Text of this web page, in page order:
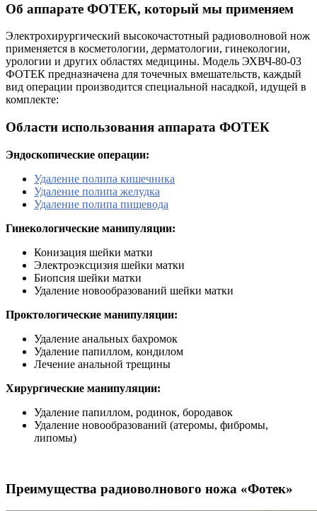
Об аппарате ФОТЕК, который мы применяем
Электрохирургический высокочастотный радиоволновой нож
применяется в косметологии, дерматологии, гинекологии,
урологии и других областях медицины. Модель ЭХВЧ-80-03
ФОТЕК предназначена для точечных вмешательств, каждый
вид операции производится специальной насадкой, идущей в
комплекте:
Области использования аппарата ФОТЕК
Эндоскопические операции:
Удаление полипа кишечника
Удаление полипа желудка
Удаление полипа пищевода
Гинекологические манипуляции:
Конизация шейки матки
Электроэксцизия шейки матки
Биопсия шейки матки
Удаление новообразований шейки матки
Проктологические манипуляции:
Удаление анальных бахромок
Удаление папиллом, кондилом
Лечение анальной трещины
Хирургические манипуляции:
Удаление папиллом, родинок, бородавок
Удаление новообразований (атеромы, фибромы,
липомы)
Преимущества радиоволнового ножа «Фотек»